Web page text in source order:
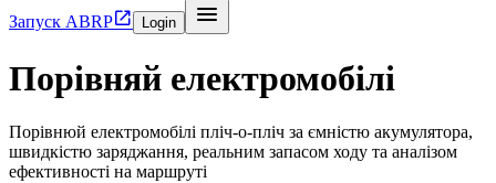
Запуск ABRP Login 
Порівняй електромобілі
Порівнюй електромобілі пліч-о-пліч за ємністю акумулятора,
швидкістю заряджання, реальним запасом ходу та аналізом
ефективності на маршруті